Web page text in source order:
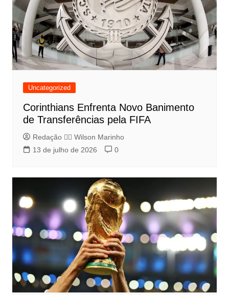
Uncategorized
Corinthians Enfrenta Novo Banimento
de Transferências pela FIFA
Redação 👨‍⚖️​ Wilson Marinho
13 de julho de 2026
0